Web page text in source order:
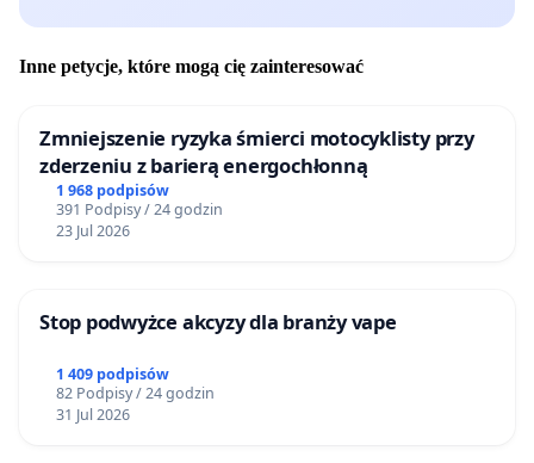
Inne petycje, które mogą cię zainteresować
Zmniejszenie ryzyka śmierci motocyklisty przy
zderzeniu z barierą energochłonną
1 968 podpisów
391 Podpisy / 24 godzin
23 Jul 2026
Stop podwyżce akcyzy dla branży vape
1 409 podpisów
82 Podpisy / 24 godzin
31 Jul 2026